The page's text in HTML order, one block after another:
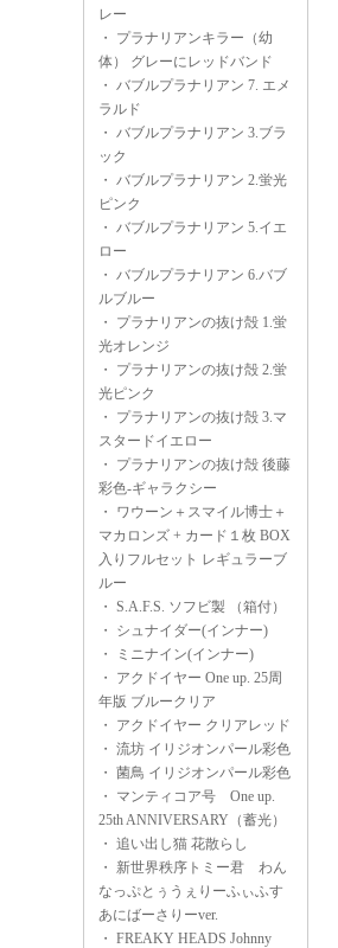
レー
・ プラナリアンキラー（幼
体） グレーにレッドバンド
・ バブルプラナリアン 7. エメ
ラルド
・ バブルプラナリアン 3.ブラ
ック
・ バブルプラナリアン 2.蛍光
ピンク
・ バブルプラナリアン 5.イエ
ロー
・ バブルプラナリアン 6.バブ
ルブルー
・ プラナリアンの抜け殻 1.蛍
光オレンジ
・ プラナリアンの抜け殻 2.蛍
光ピンク
・ プラナリアンの抜け殻 3.マ
スタードイエロー
・ プラナリアンの抜け殻 後藤
彩色-ギャラクシー
・ ワウーン＋スマイル博士＋
マカロンズ + カード１枚 BOX
入りフルセット レギュラーブ
ルー
・ S.A.F.S. ソフビ製 （箱付）
・ シュナイダー(インナー)
・
ミニナイン(インナー)
・ アクドイヤー One up. 25周
年版 ブルークリア
・ アクドイヤー クリアレッド
・ 流坊 イリジオンパール彩色
・ 菌鳥 イリジオンパール彩色
・ マンティコア号 One up.
25th ANNIVERSARY（蓄光）
・ 追い出し猫 花散らし
・ 新世界秩序トミー君 わん
なっぷとぅうぇりーふぃふす
あにばーさりーver.
・ FREAKY HEADS Johnny